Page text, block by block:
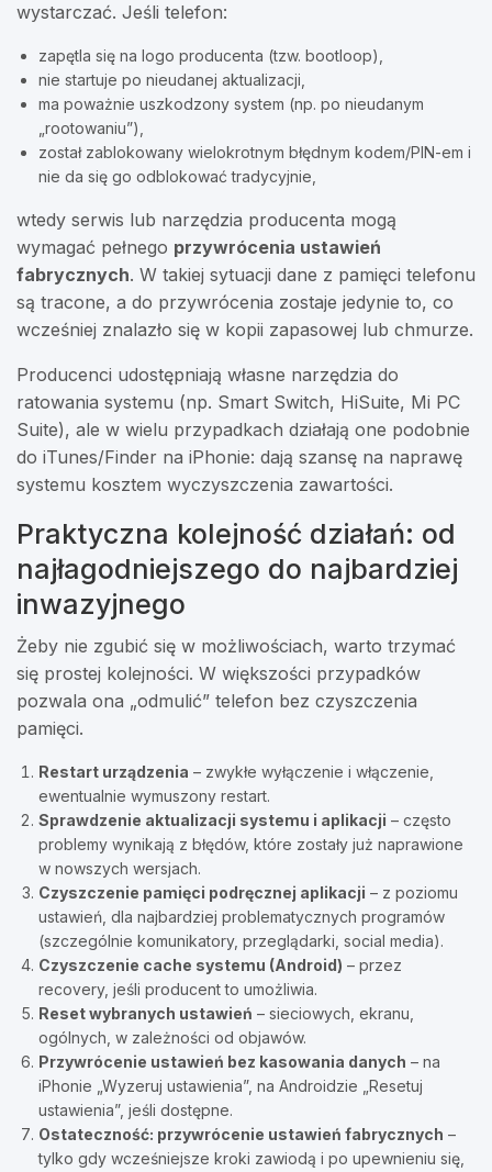
wystarczać. Jeśli telefon:
zapętla się na logo producenta (tzw. bootloop),
nie startuje po nieudanej aktualizacji,
ma poważnie uszkodzony system (np. po nieudanym
„rootowaniu”),
został zablokowany wielokrotnym błędnym kodem/PIN-em i
nie da się go odblokować tradycyjnie,
wtedy serwis lub narzędzia producenta mogą
wymagać pełnego przywrócenia ustawień
fabrycznych. W takiej sytuacji dane z pamięci telefonu
są tracone, a do przywrócenia zostaje jedynie to, co
wcześniej znalazło się w kopii zapasowej lub chmurze.
Producenci udostępniają własne narzędzia do
ratowania systemu (np. Smart Switch, HiSuite, Mi PC
Suite), ale w wielu przypadkach działają one podobnie
do iTunes/Finder na iPhonie: dają szansę na naprawę
systemu kosztem wyczyszczenia zawartości.
Praktyczna kolejność działań: od
najłagodniejszego do najbardziej
inwazyjnego
Żeby nie zgubić się w możliwościach, warto trzymać
się prostej kolejności. W większości przypadków
pozwala ona „odmulić” telefon bez czyszczenia
pamięci.
Restart urządzenia – zwykłe wyłączenie i włączenie,
ewentualnie wymuszony restart.
Sprawdzenie aktualizacji systemu i aplikacji – często
problemy wynikają z błędów, które zostały już naprawione
w nowszych wersjach.
Czyszczenie pamięci podręcznej aplikacji – z poziomu
ustawień, dla najbardziej problematycznych programów
(szczególnie komunikatory, przeglądarki, social media).
Czyszczenie cache systemu (Android) – przez
recovery, jeśli producent to umożliwia.
Reset wybranych ustawień – sieciowych, ekranu,
ogólnych, w zależności od objawów.
Przywrócenie ustawień bez kasowania danych – na
iPhonie „Wyzeruj ustawienia”, na Androidzie „Resetuj
ustawienia”, jeśli dostępne.
Ostateczność: przywrócenie ustawień fabrycznych –
tylko gdy wcześniejsze kroki zawiodą i po upewnieniu się,